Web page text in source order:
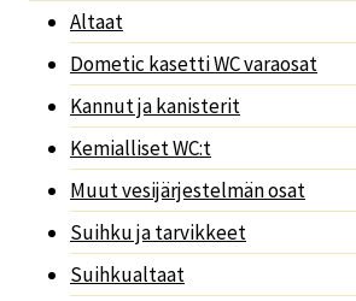
Altaat
Dometic kasetti WC varaosat
Kannut ja kanisterit
Kemialliset WC:t
Muut vesijärjestelmän osat
Suihku ja tarvikkeet
Suihkualtaat